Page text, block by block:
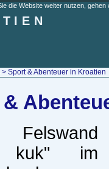
die Website weiter nutzen,
> Sport & Abenteuer in Kroatien